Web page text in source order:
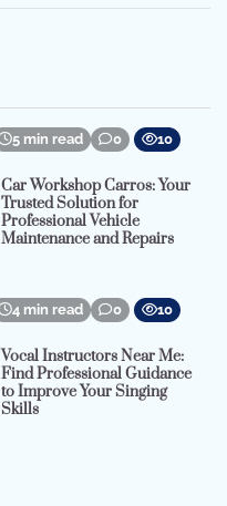
5 min read 0 10
Car Workshop Carros: Your
Trusted Solution for
Professional Vehicle
Maintenance and Repairs
4 min read 0 10
Vocal Instructors Near Me:
Find Professional Guidance
to Improve Your Singing
Skills